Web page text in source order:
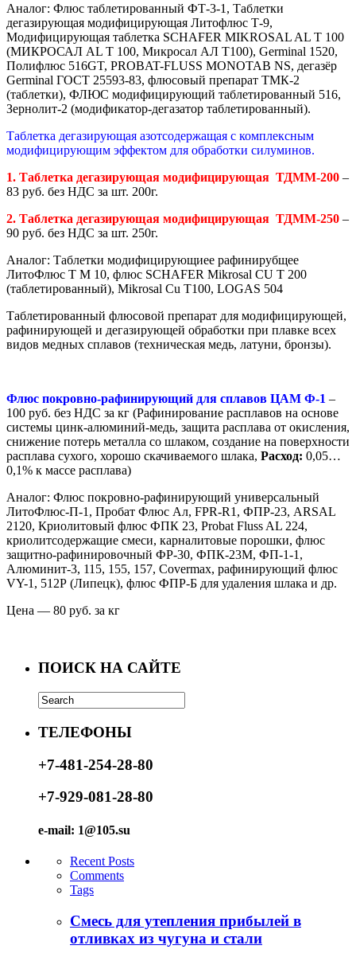
Аналог: Флюс таблетированный ФТ-3-1, Таблетки
дегазирующая модифицирующая Литофлюс Т-9,
Модифицирующая таблетка SCHAFER MIKROSAL AL T 100
(МИКРОСАЛ AL T 100, Микросал АЛ Т100), Germinal 1520,
Полифлюс 516GT, PROBAT-FLUSS MONOTAB NS, дегазёр
Germinal ГОСТ 25593-83, флюсовый препарат ТМК-2
(таблетки), ФЛЮС модифицирующий таблетированный 516,
Зернолит-2 (модификатор-дегазатор таблетированный).
Таблетка дегазирующая азотсодержащая с комплексным
модифицирующим эффектом для обработки силуминов.
1. Таблетка дегазирующая модифицирующая ТДММ-200 –
83 руб. без НДС за шт. 200г.
2. Таблетка дегазирующая модифицирующая ТДММ-250 –
90 руб. без НДС за шт. 250г.
Аналог: Таблетки модифицирующиее рафинирубщее
ЛитоФлюс Т М 10, флюс SCHAFER Mikrosal CU T 200
(таблетированный), Mikrosal Cu T100, LOGAS 504
Таблетированный флюсовой препарат для модифицирующей,
рафинирующей и дегазирующей обработки при плавке всех
видов медных сплавов (техническая медь, латуни, бронзы).
Флюс покровно-рафинирующий для сплавов ЦАМ Ф-1 –
100 руб. без НДС за кг (Рафинирование расплавов на основе
системы цинк-алюминий-медь, защита расплава от окисления,
снижение потерь металла со шлаком, создание на поверхности
расплава сухого, хорошо скачиваемого шлака, Расход: 0,05…
0,1% к массе расплава)
Аналог: Флюс покровно-рафинирующий универсальный
ЛитоФлюс-П-1, Пробат Флюс Ал, FPR-R1, ФПР-23, ARSAL
2120, Криолитовый флюс ФПК 23, Probat Fluss AL 224,
криолитсодержащие смеси, карналитовые порошки, флюс
защитно-рафинировочный ФР-30, ФПК-23М, ФП-1-1,
Алюминит-3, 115, 155, 157, Covermax, рафинирующий флюс
VY-1, 512Р (Липецк), флюс ФПР-Б для удаления шлака и др.
Цена — 80 руб. за кг
ПОИСК НА САЙТЕ
ТЕЛЕФОНЫ
+7-481-254-28-80
+7-929-081-28-80
e-mail: 1@105.su
Recent Posts
Comments
Tags
Смесь для утепления прибылей в
отливках из чугуна и стали